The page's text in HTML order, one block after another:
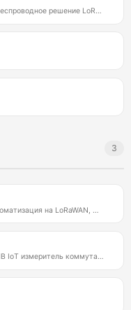
Автоматизация нефтяной скважины, Беспроводное решение LoRaWAN NB IoT РОССМА, Контроль утечек нефтепроводов LPWAN
3
Автономные беспроводной LoRaWAN NB IoT измеритель коммутатор РОССМА, IIOT автоматизация промышленности